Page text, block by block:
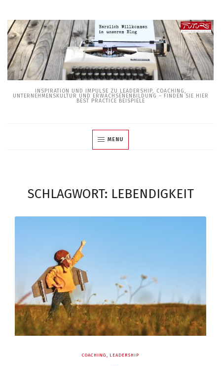
Skip
to
content
INSPIRATION UND IMPULSE ZU LEADERSHIP, COACHING,
UNTERNEHMENSKULTUR UND ERWACHSENENBILDUNG – FINDEN SIE HIER
BEST PRACTICE BEISPIELE
MENU
SCHLAGWORT: LEBENDIGKEIT
COACHING , LEADERSHIP